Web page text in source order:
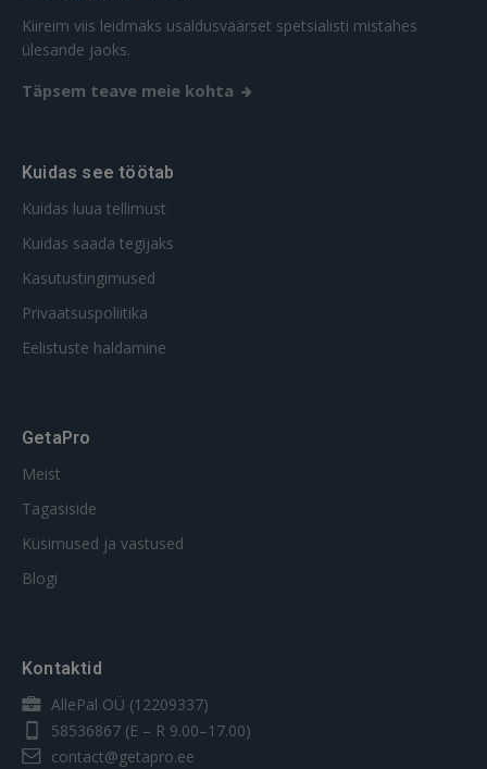
Kiireim viis leidmaks usaldusväärset spetsialisti mistahes
ülesande jaoks.
Täpsem teave meie kohta
Kuidas see töötab
Kuidas luua tellimust
Kuidas saada tegijaks
Kasutustingimused
Privaatsuspoliitika
Eelistuste haldamine
GetaPro
Meist
Tagasiside
Küsimused ja vastused
Blogi
Kontaktid
AllePal OÜ (12209337)
58536867 (E – R 9.00–17.00)
contact@getapro.ee